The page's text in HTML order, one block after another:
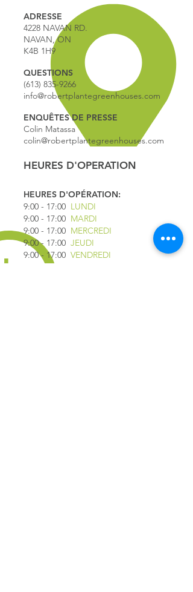
ADRESSE
4228 NAVAN RD.
NAVAN, ON
K4B 1H9
QUESTIONS
(613) 835-9266
info@robertplantegreenhouses.com
ENQUÊTES DE PRESSE
Colin Matassa
colin@robertplantegreenhouses.com
HEURES D'OPERATION
HEURES D'OPÉRATION:
9:00 - 17:00 LUNDI
9:00 - 17:00 MARDI
9:00 - 17:00 MERCREDI
9:00 - 17:00 JEUDI
9:00 - 17:00 VENDREDI
9:00 - 16:00